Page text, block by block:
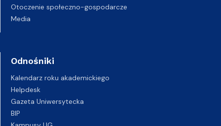
Otoczenie społeczno-gospodarcze
Media
Odnośniki
Kalendarz roku akademickiego
Helpdesk
Gazeta Uniwersytecka
BIP